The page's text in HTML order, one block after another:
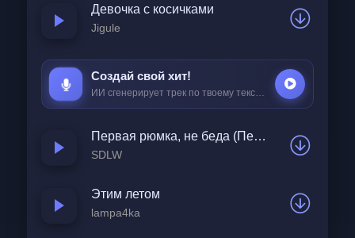
Девочка с косичками
Jigule
Создай свой хит!
ИИ сгенерирует трек по твоему тексту за 25 ₽
Первая рюмка, не беда (Первая рюмка, как вода)
SDLW
Этим летом
lampa4ka